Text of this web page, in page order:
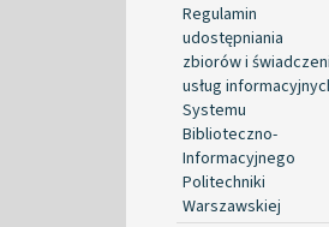
Regulamin
udostępniania
zbiorów i
usług
Systemu
Biblioteczno-
Informacyjnego
Politechniki
Warszawskiej